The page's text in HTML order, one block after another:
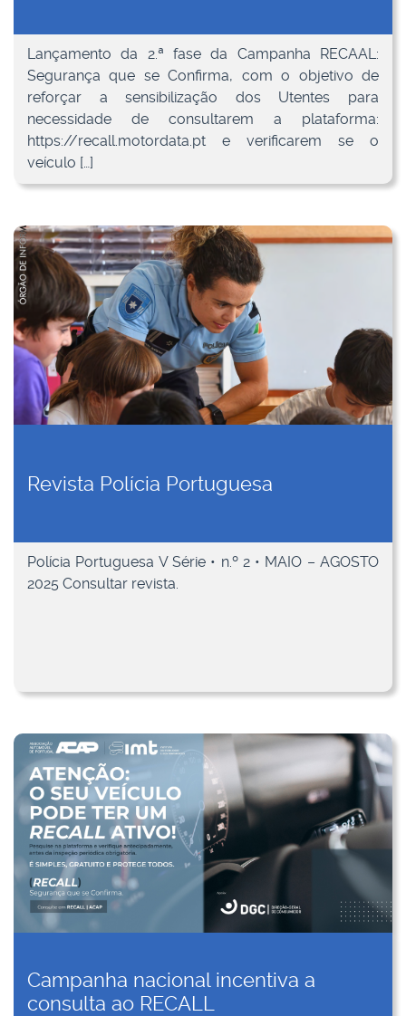
Lançamento da 2.ª fase da Campanha RECAAL:
Segurança que se Confirma, com o objetivo de
reforçar a sensibilização dos Utentes para
necessidade de consultarem a plataforma:
https://recall.motordata.pt e verificarem se o
veículo […]
Revista Polícia Portuguesa
Polícia Portuguesa V Série • n.º 2 • MAIO – AGOSTO
2025 Consultar revista.
Campanha nacional incentiva a
consulta ao RECALL